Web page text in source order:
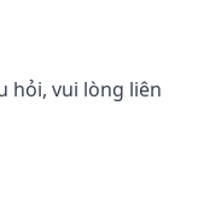
hỏi, vui lòng liên